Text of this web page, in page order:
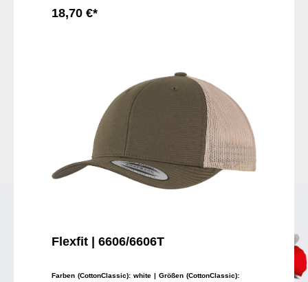
18,70 €*
Flexfit | 6606/6606T
Farben (CottonClassic): white
| Größen (CottonClassic):